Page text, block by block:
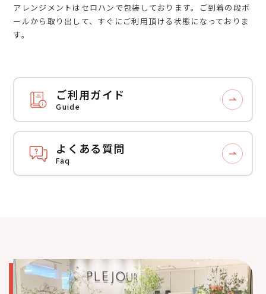
アレンジメントはセロハンで包装しております。ご到着の段ボ
ールから取り出して、すぐにご利用頂ける状態になっておりま
す。
ご利用ガイド
Guide
よくある質問
Faq